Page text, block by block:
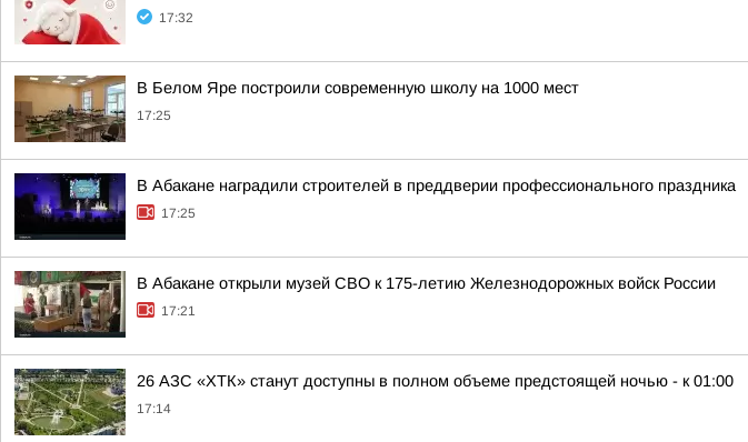
17:32
В Белом Яре построили современную школу на 1000 мест
17:25
В Абакане наградили строителей в преддверии профессионального праздника
17:25
В Абакане открыли музей СВО к 175-летию Железнодорожных войск России
17:21
26 АЗС «ХТК» станут доступны в полном объеме предстоящей ночью - к 01:00
17:14